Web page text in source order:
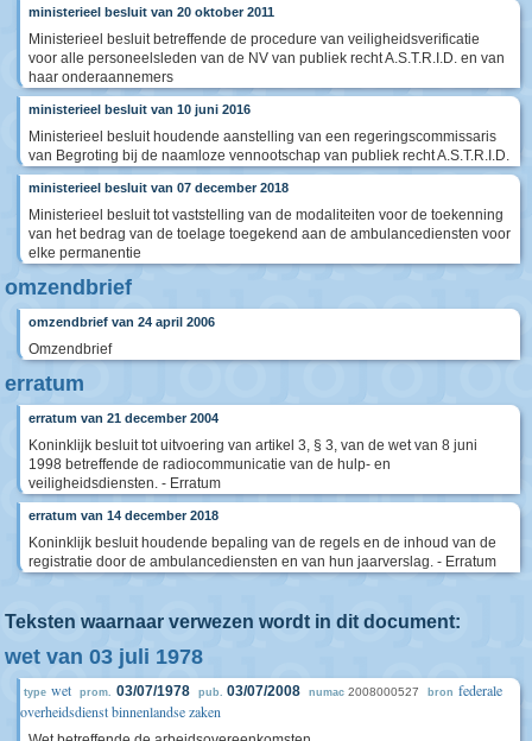
ministerieel besluit van 20 oktober 2011
Ministerieel besluit betreffende de procedure van veiligheidsverificatie
voor alle personeelsleden van de NV van publiek recht A.S.T.R.I.D. en van
haar onderaannemers
ministerieel besluit van 10 juni 2016
Ministerieel besluit houdende aanstelling van een regeringscommissaris
van Begroting bij de naamloze vennootschap van publiek recht A.S.T.R.I.D.
ministerieel besluit van 07 december 2018
Ministerieel besluit tot vaststelling van de modaliteiten voor de toekenning
van het bedrag van de toelage toegekend aan de ambulancediensten voor
elke permanentie
omzendbrief
omzendbrief van 24 april 2006
Omzendbrief
erratum
erratum van 21 december 2004
Koninklijk besluit tot uitvoering van artikel 3, § 3, van de wet van 8 juni
1998 betreffende de radiocommunicatie van de hulp- en
veiligheidsdiensten. - Erratum
erratum van 14 december 2018
Koninklijk besluit houdende bepaling van de regels en de inhoud van de
registratie door de ambulancediensten en van hun jaarverslag. - Erratum
Teksten waarnaar verwezen wordt in dit document:
wet van 03 juli 1978
type wet prom. 03/07/1978 pub. 03/07/2008 numac 2008000527 bron federale
overheidsdienst binnenlandse zaken